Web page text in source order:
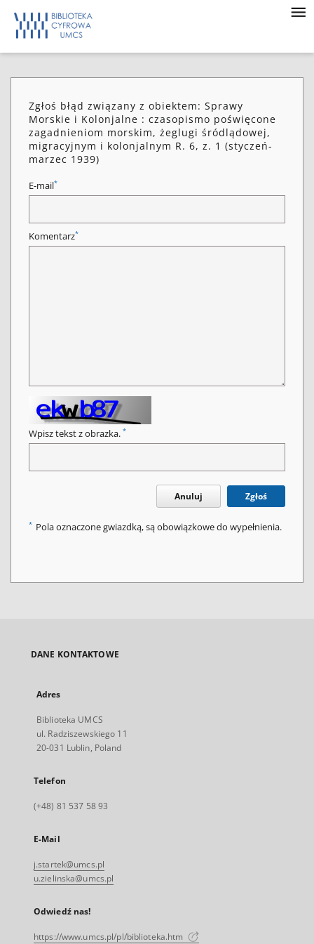
Zgłoś błąd związany z obiektem: Sprawy
Morskie i Kolonjalne : czasopismo poświęcone
zagadnieniom morskim, żeglugi śródlądowej,
migracyjnym i kolonjalnym R. 6, z. 1 (styczeń-
marzec 1939)
E-mail*
Komentarz*
Wpisz tekst z obrazka. *
Anuluj Zgłoś
* Pola oznaczone gwiazdką, są obowiązkowe do wypełnienia.
DANE KONTAKTOWE
Adres
Biblioteka UMCS
ul. Radziszewskiego 11
20-031 Lublin, Poland
Telefon
(+48) 81 537 58 93
E-Mail
j.startek@umcs.pl
u.zielinska@umcs.pl
Odwiedź nas!
https://www.umcs.pl/pl/biblioteka.htm